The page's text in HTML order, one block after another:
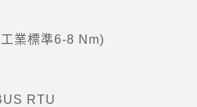
業標準6-8 Nm)
RTU